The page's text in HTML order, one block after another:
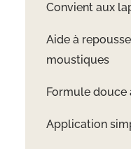
Convient aux
Aide à
moustiques
Formule douce
Application